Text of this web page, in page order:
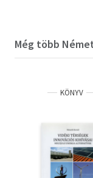
Még több
KÖNYV